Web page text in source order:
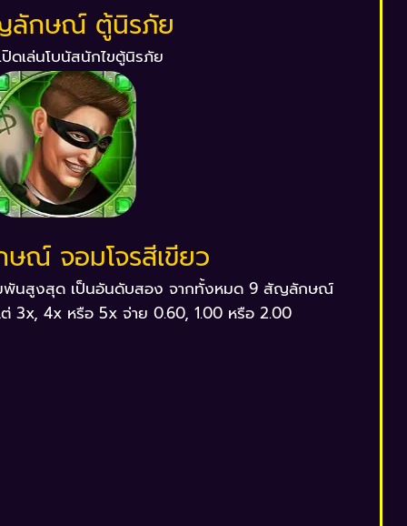
กษณ์ ตู้นิรภัย
ปิดเล่นโบนัสนักไขตู้นิรภัย
ณ์ จอมโจรสีเขียว
พันสูงสุด เป็นอันดับสอง จากทั้งหมด 9 สัญลักษณ์
3x, 4x หรือ 5x จ่าย 0.60, 1.00 หรือ 2.00